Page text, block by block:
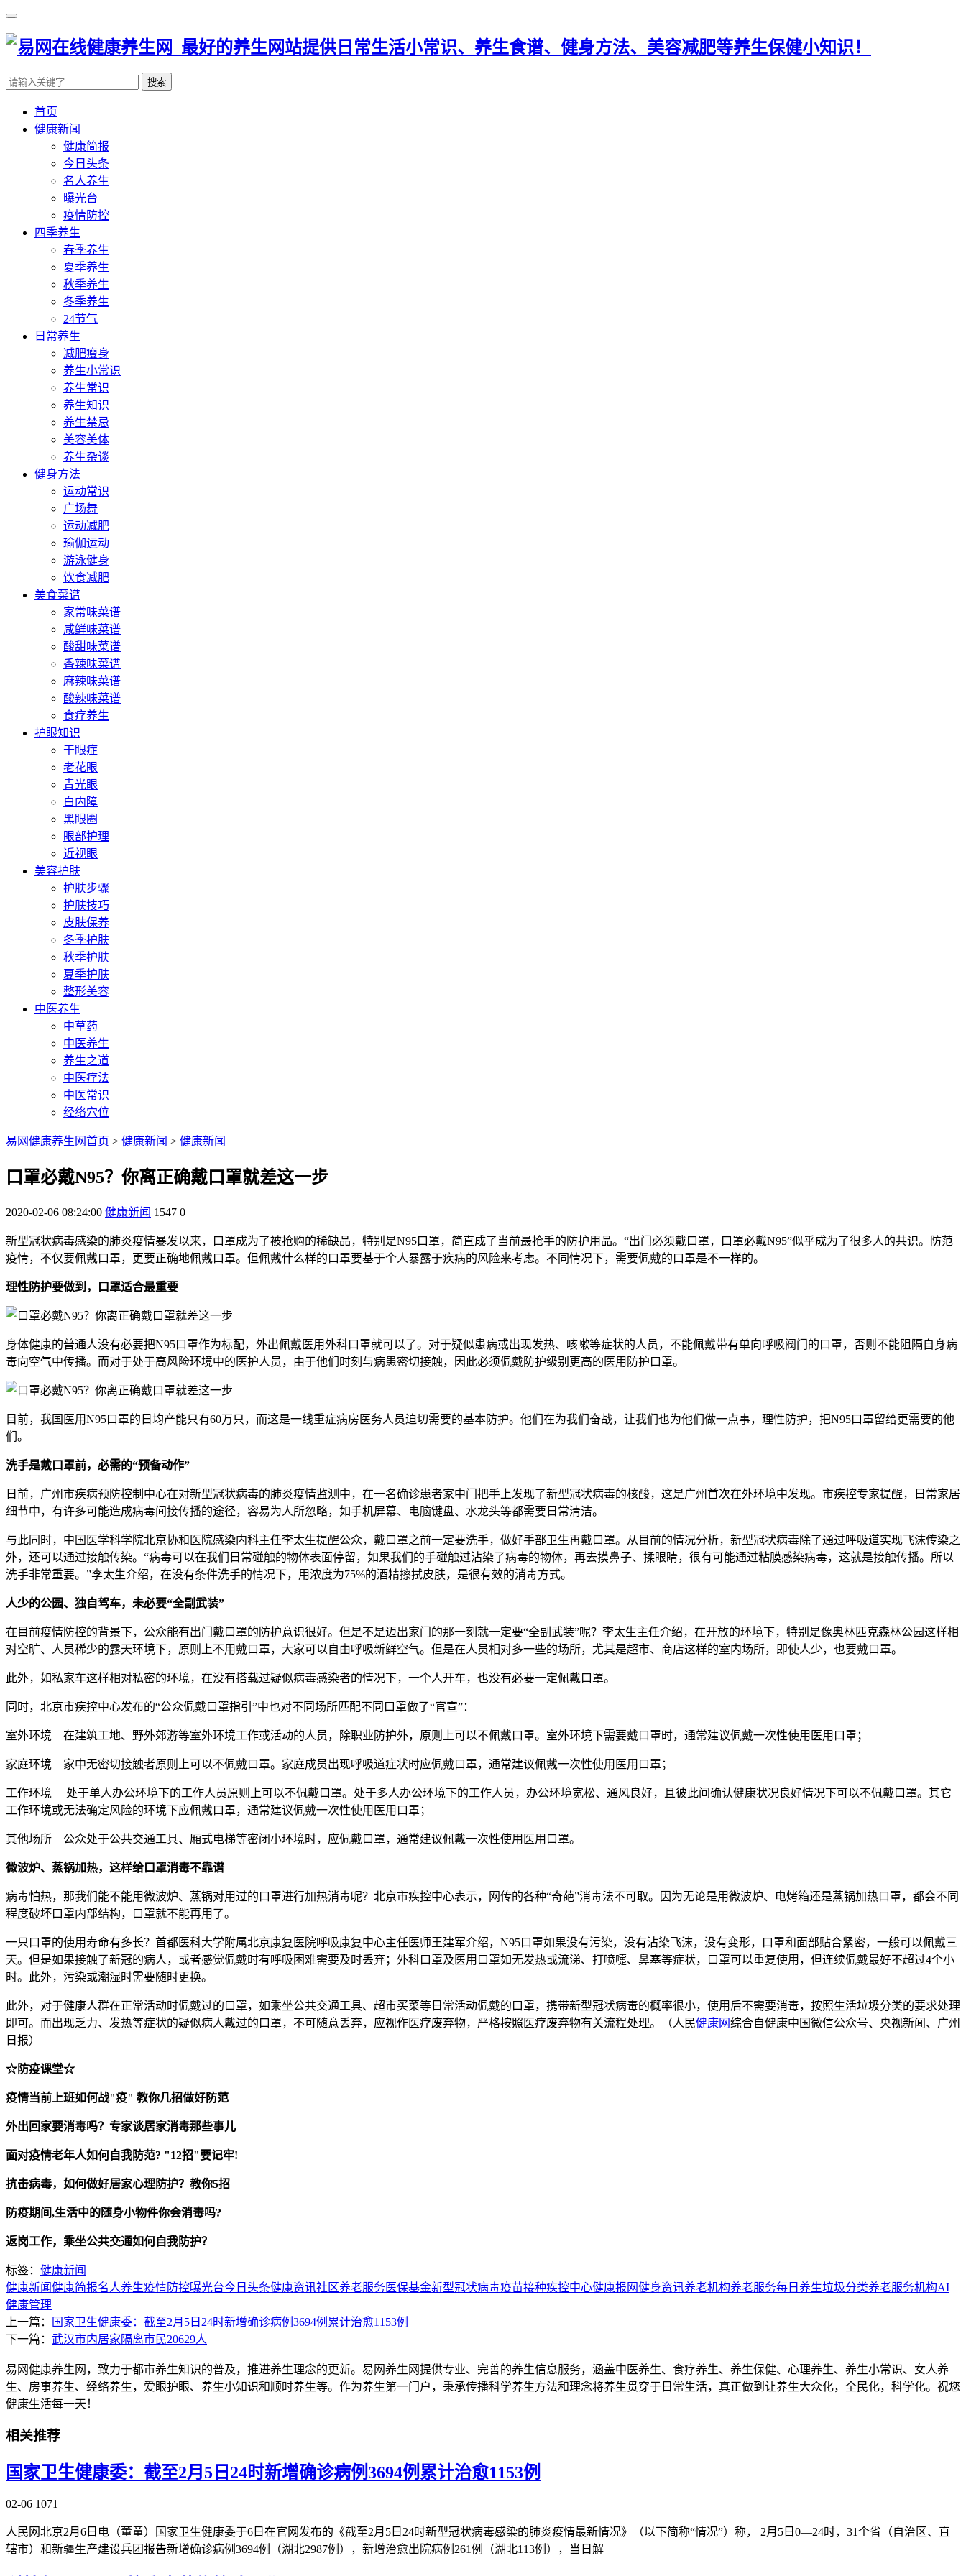
搜索
首页
健康新闻
健康简报
今日头条
名人养生
曝光台
疫情防控
四季养生
春季养生
夏季养生
秋季养生
冬季养生
24节气
日常养生
减肥瘦身
养生小常识
养生常识
养生知识
养生禁忌
美容美体
养生杂谈
健身方法
运动常识
广场舞
运动减肥
瑜伽运动
游泳健身
饮食减肥
美食菜谱
家常味菜谱
咸鲜味菜谱
酸甜味菜谱
香辣味菜谱
麻辣味菜谱
酸辣味菜谱
食疗养生
护眼知识
干眼症
老花眼
青光眼
白内障
黑眼圈
眼部护理
近视眼
美容护肤
护肤步骤
护肤技巧
皮肤保养
冬季护肤
秋季护肤
夏季护肤
整形美容
中医养生
中草药
中医养生
养生之道
中医疗法
中医常识
经络穴位
易网健康养生网首页 > 健康新闻 > 健康新闻
口罩必戴N95？你离正确戴口罩就差这一步
2020-02-06 08:24:00 健康新闻 1547 0
新型冠状病毒感染的肺炎疫情暴发以来，口罩成为了被抢购的稀缺品，特别是N95口罩，简直成了当前最抢手的防护用品。“出门必须戴口罩，口罩必戴N95”似乎成为了很多人的共识。防范
疫情，不仅要佩戴口罩，更要正确地佩戴口罩。但佩戴什么样的口罩要基于个人暴露于疾病的风险来考虑。不同情况下，需要佩戴的口罩是不一样的。
理性防护要做到，口罩适合最重要
身体健康的普通人没有必要把N95口罩作为标配，外出佩戴医用外科口罩就可以了。对于疑似患病或出现发热、咳嗽等症状的人员，不能佩戴带有单向呼吸阀门的口罩，否则不能阻隔自身病
毒向空气中传播。而对于处于高风险环境中的医护人员，由于他们时刻与病患密切接触，因此必须佩戴防护级别更高的医用防护口罩。
目前，我国医用N95口罩的日均产能只有60万只，而这是一线重症病房医务人员迫切需要的基本防护。他们在为我们奋战，让我们也为他们做一点事，理性防护，把N95口罩留给更需要的他
们。
洗手是戴口罩前，必需的“预备动作”
日前，广州市疾病预防控制中心在对新型冠状病毒的肺炎疫情监测中，在一名确诊患者家中门把手上发现了新型冠状病毒的核酸，这是广州首次在外环境中发现。市疾控专家提醒，日常家居
细节中，有许多可能造成病毒间接传播的途径，容易为人所忽略，如手机屏幕、电脑键盘、水龙头等都需要日常清洁。
与此同时，中国医学科学院北京协和医院感染内科主任李太生提醒公众，戴口罩之前一定要洗手，做好手部卫生再戴口罩。从目前的情况分析，新型冠状病毒除了通过呼吸道实现飞沫传染之
外，还可以通过接触传染。“病毒可以在我们日常碰触的物体表面停留，如果我们的手碰触过沾染了病毒的物体，再去摸鼻子、揉眼睛，很有可能通过粘膜感染病毒，这就是接触传播。所以
洗手非常重要。”李太生介绍，在没有条件洗手的情况下，用浓度为75%的酒精擦拭皮肤，是很有效的消毒方式。
人少的公园、独自驾车，未必要“全副武装”
在目前疫情防控的背景下，公众能有出门戴口罩的防护意识很好。但是不是迈出家门的那一刻就一定要“全副武装”呢？李太生主任介绍，在开放的环境下，特别是像奥林匹克森林公园这样相
对空旷、人员稀少的露天环境下，原则上不用戴口罩，大家可以自由呼吸新鲜空气。但是在人员相对多一些的场所，尤其是超市、商店这样的室内场所，即使人少，也要戴口罩。
此外，如私家车这样相对私密的环境，在没有搭载过疑似病毒感染者的情况下，一个人开车，也没有必要一定佩戴口罩。
同时，北京市疾控中心发布的“公众佩戴口罩指引”中也对不同场所匹配不同口罩做了“官宣”：
室外环境 在建筑工地、野外郊游等室外环境工作或活动的人员，除职业防护外，原则上可以不佩戴口罩。室外环境下需要戴口罩时，通常建议佩戴一次性使用医用口罩；
家庭环境 家中无密切接触者原则上可以不佩戴口罩。家庭成员出现呼吸道症状时应佩戴口罩，通常建议佩戴一次性使用医用口罩；
工作环境 处于单人办公环境下的工作人员原则上可以不佩戴口罩。处于多人办公环境下的工作人员，办公环境宽松、通风良好，且彼此间确认健康状况良好情况下可以不佩戴口罩。其它
工作环境或无法确定风险的环境下应佩戴口罩，通常建议佩戴一次性使用医用口罩；
其他场所 公众处于公共交通工具、厢式电梯等密闭小环境时，应佩戴口罩，通常建议佩戴一次性使用医用口罩。
微波炉、蒸锅加热，这样给口罩消毒不靠谱
病毒怕热，那我们能不能用微波炉、蒸锅对用过的口罩进行加热消毒呢？北京市疾控中心表示，网传的各种“奇葩”消毒法不可取。因为无论是用微波炉、电烤箱还是蒸锅加热口罩，都会不同
程度破坏口罩内部结构，口罩就不能再用了。
一只口罩的使用寿命有多长？首都医科大学附属北京康复医院呼吸康复中心主任医师王建军介绍，N95口罩如果没有污染，没有沾染飞沫，没有变形，口罩和面部贴合紧密，一般可以佩戴三
天。但是如果接触了新冠的病人，或者感觉佩戴时有呼吸困难需要及时丢弃；外科口罩及医用口罩如无发热或流涕、打喷嚏、鼻塞等症状，口罩可以重复使用，但连续佩戴最好不超过4个小
时。此外，污染或潮湿时需要随时更换。
此外，对于健康人群在正常活动时佩戴过的口罩，如乘坐公共交通工具、超市买菜等日常活动佩戴的口罩，携带新型冠状病毒的概率很小，使用后不需要消毒，按照生活垃圾分类的要求处理
即可。而出现乏力、发热等症状的疑似病人戴过的口罩，不可随意丢弃，应视作医疗废弃物，严格按照医疗废弃物有关流程处理。（人民健康网综合自健康中国微信公众号、央视新闻、广州
日报）
☆防疫课堂☆
疫情当前上班如何战"疫" 教你几招做好防范
外出回家要消毒吗？专家谈居家消毒那些事儿
面对疫情老年人如何自我防范? "12招"要记牢!
抗击病毒，如何做好居家心理防护？教你5招
防疫期间,生活中的随身小物件你会消毒吗?
返岗工作，乘坐公共交通如何自我防护？
标签： 健康新闻
健康新闻健康简报名人养生疫情防控曝光台今日头条健康资讯社区养老服务医保基金新型冠状病毒疫苗接种疾控中心健康报网健身资讯养老机构养老服务每日养生垃圾分类养老服务机构AI
健康管理
上一篇：
国家卫生健康委：截至2月5日24时新增确诊病例3694例累计治愈1153例
下一篇： 武汉市内居家隔离市民20629人
易网健康养生网，致力于都市养生知识的普及，推进养生理念的更新。易网养生网提供专业、完善的养生信息服务，涵盖中医养生、食疗养生、养生保健、心理养生、养生小常识、女人养
生、房事养生、经络养生，爱眼护眼、养生小知识和顺时养生等。作为养生第一门户，秉承传播科学养生方法和理念将养生贯穿于日常生活，真正做到让养生大众化，全民化，科学化。祝您
健康生活每一天！
相关推荐
国家卫生健康委：截至2月5日24时新增确诊病例3694例累计治愈1153例
02-06 1071
人民网北京2月6日电（董童）国家卫生健康委于6日在官网发布的《截至2月5日24时新型冠状病毒感染的肺炎疫情最新情况》（以下简称“情况”）称， 2月5日0—24时，31个省（自治区、直
辖市）和新疆生产建设兵团报告新增确诊病例3694例（湖北2987例），新增治愈出院病例261例（湖北113例），当日解